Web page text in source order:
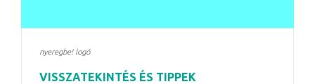
nyeregbe! logó
VISSZATEKINTÉS ÉS TIPPEK